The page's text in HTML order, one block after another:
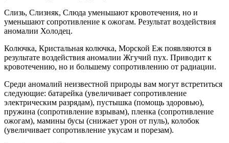
Слизь, Слизняк, Слюда уменьшают кровотечения, но и
уменьшают сопротивление к ожогам. Результат воздействия
аномалии Холодец.
Колючка, Кристальная колючка, Морской Еж появляются в
результате воздействия аномалии Жгучий пух. Приводит к
кровотечению, но и большему сопротивлению от радиации.
Среди аномалий неизвестной природы вам могут встретиться
следующие: батарейка (увеличивает сопротивление
электрическим разрядам), пустышка (помощь здоровью),
пружина (сопротивление взрывам), пленка (сопротивление
ожогам), мамины бусы (снижает урон от пуль), колобок
(увеличивает сопротивление укусам и порезам).